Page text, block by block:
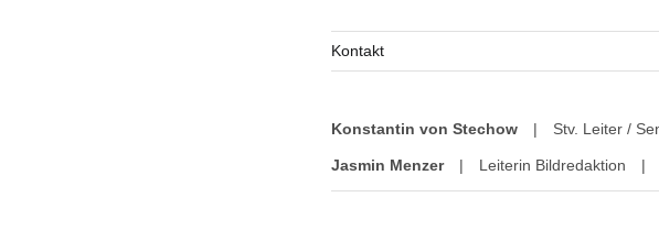
Kontakt
Konstantin von Stechow | Stv. Leiter /
Jasmin Menzer | Leiterin Bildredaktion |